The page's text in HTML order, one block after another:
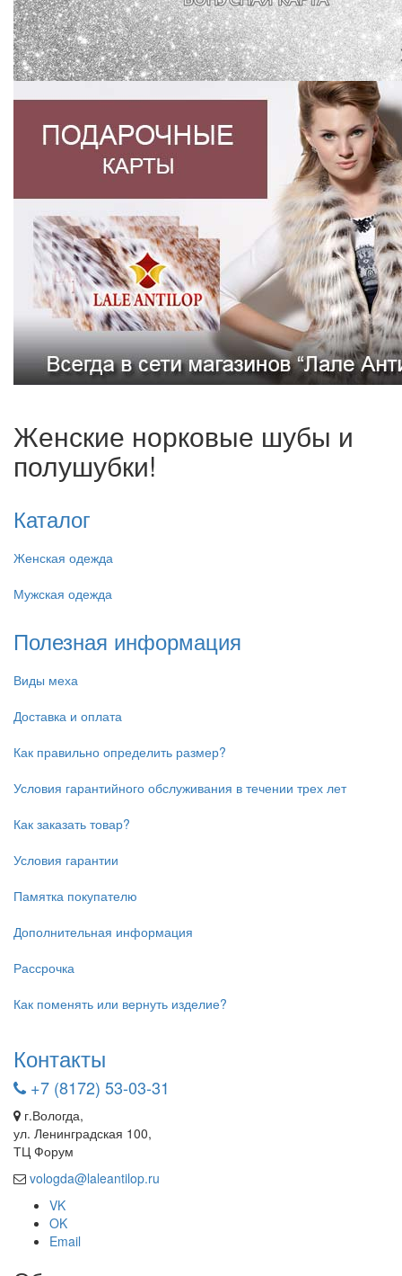
Женские норковые шубы и
полушубки!
Каталог
Женская одежда
Мужская одежда
Полезная информация
Виды меха
Доставка и оплата
Как правильно определить размер?
Условия гарантийного обслуживания в течении трех лет
Как заказать товар?
Условия гарантии
Памятка покупателю
Дополнительная информация
Рассрочка
Как поменять или вернуть изделие?
Контакты
+7 (8172) 53-03-31
г.Вологда,
ул. Ленинградская 100,
ТЦ Форум
vologda@laleantilop.ru
VK
OK
Email